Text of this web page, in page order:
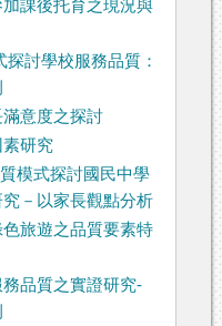
課後托育之現況與
討學校服務品質：
意度之探討
研究
模式探討國民中學
－以家長觀點分析
旅遊之品質要素特
品質之實證研究-